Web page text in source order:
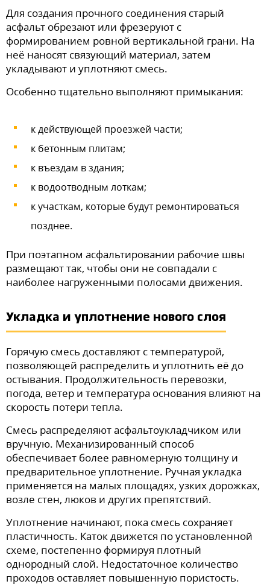
Для создания прочного соединения старый
асфальт обрезают или фрезеруют с
формированием ровной вертикальной грани. На
неё наносят связующий материал, затем
укладывают и уплотняют смесь.
Особенно тщательно выполняют примыкания:
к действующей проезжей части;
к бетонным плитам;
к въездам в здания;
к водоотводным лоткам;
к участкам, которые будут ремонтироваться
позднее.
При поэтапном асфальтировании рабочие швы
размещают так, чтобы они не совпадали с
наиболее нагруженными полосами движения.
Укладка и уплотнение нового слоя
Горячую смесь доставляют с температурой,
позволяющей распределить и уплотнить её до
остывания. Продолжительность перевозки,
погода, ветер и температура основания влияют на
скорость потери тепла.
Смесь распределяют асфальтоукладчиком или
вручную. Механизированный способ
обеспечивает более равномерную толщину и
предварительное уплотнение. Ручная укладка
применяется на малых площадях, узких дорожках,
возле стен, люков и других препятствий.
Уплотнение начинают, пока смесь сохраняет
пластичность. Каток движется по установленной
схеме, постепенно формируя плотный
однородный слой. Недостаточное количество
проходов оставляет повышенную пористость.